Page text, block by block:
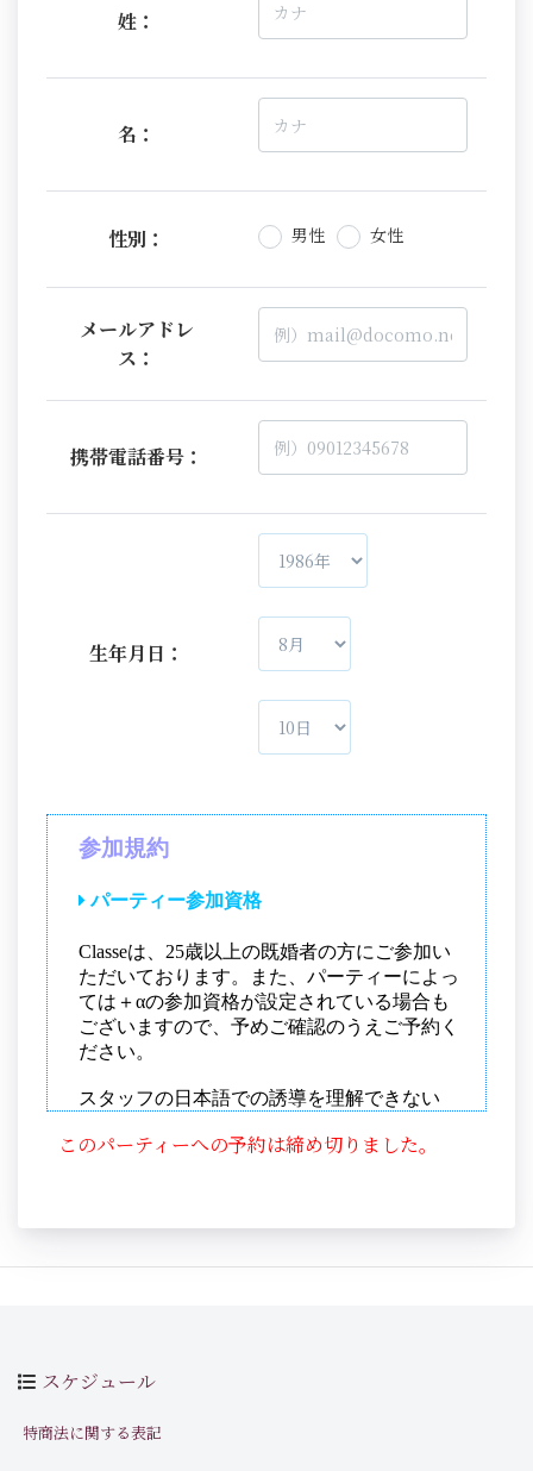
姓：
名：
性別： 男性 女性
メールアドレ
ス：
携帯電話番号：
生年月日：
このパーティーへの予約は締め切りました。
スケジュール
特商法に関する表記